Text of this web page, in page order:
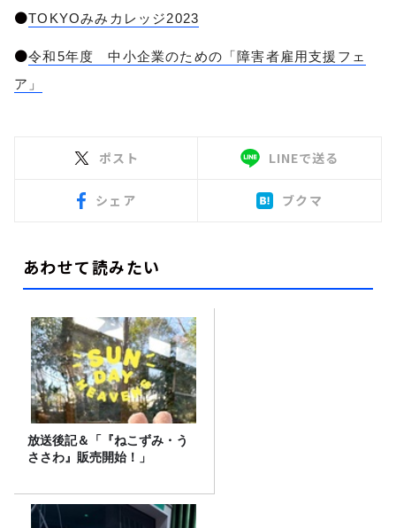
●TOKYOみみカレッジ2023
●令和5年度 中小企業のための「障害者雇用支援フェ
ア」
ポスト LINEで送る
シェア ブクマ
あわせて読みたい
放送後記＆「『ねこずみ・う
ささわ』販売開始！」